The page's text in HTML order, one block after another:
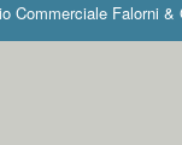
Commerciale Falorni